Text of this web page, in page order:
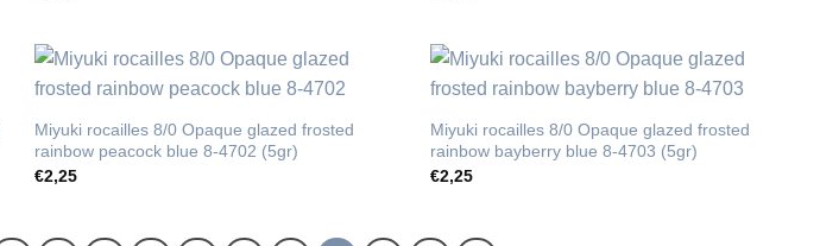
Miyuki rocailles 8/0 Opaque glazed frosted
rainbow peacock blue 8-4702 (5gr)
€2,25
Miyuki rocailles 8/0 Opaque glazed frosted
rainbow bayberry blue 8-4703 (5gr)
€2,25